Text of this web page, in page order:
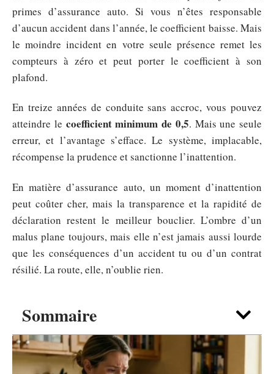
Sommaire
primes d’assurance auto. Si vous n’êtes responsable
d’aucun accident dans l’année, le coefficient baisse. Mais
le moindre incident en votre seule présence remet les
compteurs à zéro et peut porter le coefficient à son
plafond.
En treize années de conduite sans accroc, vous pouvez
atteindre le coefficient minimum de 0,5. Mais une seule
erreur, et l’avantage s’efface. Le système, implacable,
récompense la prudence et sanctionne l’inattention.
En matière d’assurance auto, un moment d’inattention
peut coûter cher, mais la transparence et la rapidité de
déclaration restent le meilleur bouclier. L’ombre d’un
malus plane toujours, mais elle n’est jamais aussi lourde
que les conséquences d’un accident tu ou d’un contrat
résilié. La route, elle, n’oublie rien.